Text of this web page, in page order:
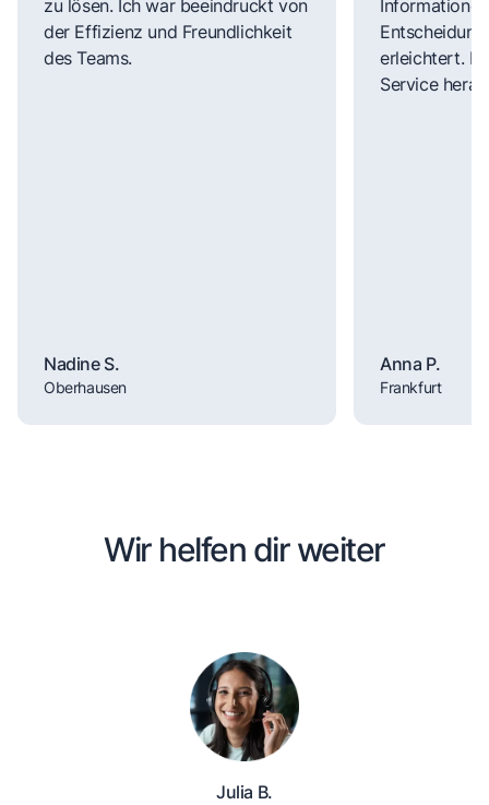
zu lösen. Ich war beeindruckt von
der Effizienz und Freundlichkeit
des Teams.
Nadine S.
Oberhausen
erleichtert.
Service
Anna P.
Frankfurt
Wir helfen dir weiter
Julia B.